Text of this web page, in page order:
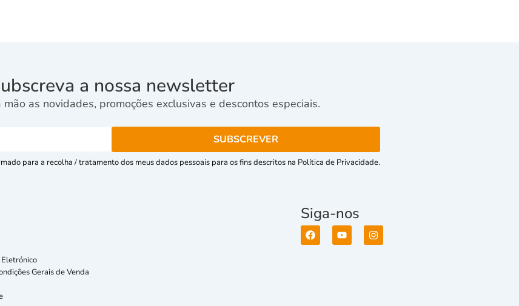
a nossa newsletter
as novidades, promoções exclusivas e descontos especiais.
para a recolha / tratamento dos meus dados pessoais para os fins descritos na Política de Privacidade.
Gerais de Venda
Siga-nos